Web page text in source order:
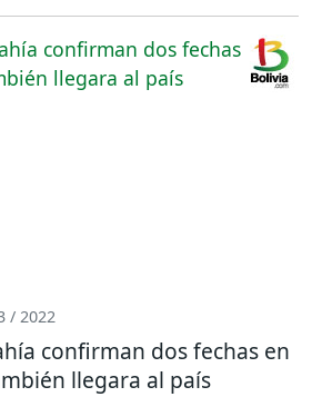
/ 2022
confirman dos fechas en
llegara al país